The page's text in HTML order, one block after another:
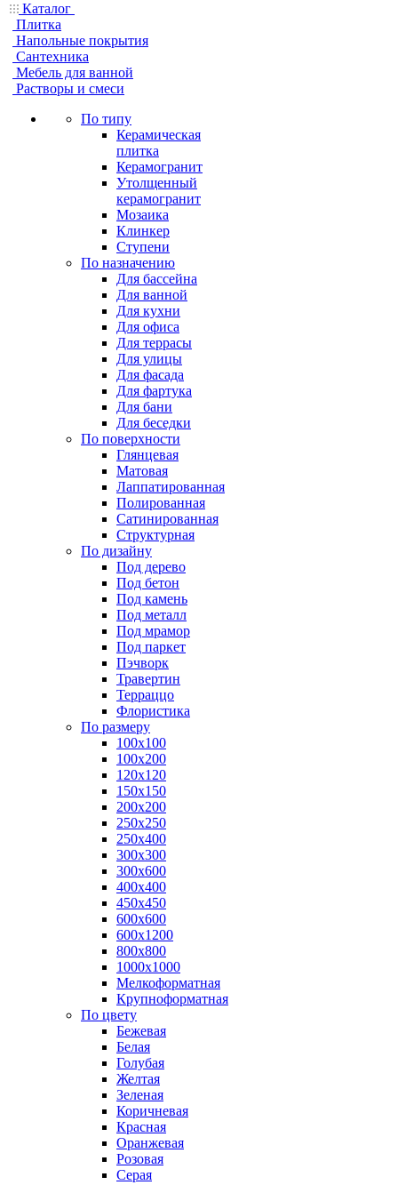
Каталог
Плитка
Напольные покрытия
Сантехника
Мебель для ванной
Растворы и смеси
По типу
Керамическая
плитка
Керамогранит
Утолщенный
керамогранит
Мозаика
Клинкер
Ступени
По назначению
Для бассейна
Для ванной
Для кухни
Для офиса
Для террасы
Для улицы
Для фасада
Для фартука
Для бани
Для беседки
По поверхности
Глянцевая
Матовая
Лаппатированная
Полированная
Сатинированная
Структурная
По дизайну
Под дерево
Под бетон
Под камень
Под металл
Под мрамор
Под паркет
Пэчворк
Травертин
Терраццо
Флористика
По размеру
100х100
100х200
120х120
150х150
200х200
250х250
250х400
300х300
300х600
400х400
450х450
600х600
600х1200
800х800
1000х1000
Мелкоформатная
Крупноформатная
По цвету
Бежевая
Белая
Голубая
Желтая
Зеленая
Коричневая
Красная
Оранжевая
Розовая
Серая